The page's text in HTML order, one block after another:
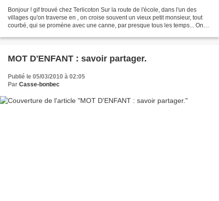
Bonjour ! gif trouvé chez Terlicoton Sur la route de l'école, dans l'un des
villages qu'on traverse en , on croise souvent un vieux petit monsieur, tout
courbé, qui se promène avec une canne, par presque tous les temps... On
MOT D'ENFANT : savoir partager.
Publié le 05/03/2010 à 02:05
Par Casse-bonbec